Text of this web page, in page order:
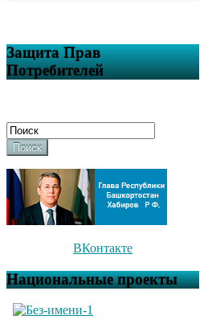
Защита Прав
Потребителей
Поиск
ВКонтакте
Национальные проекты